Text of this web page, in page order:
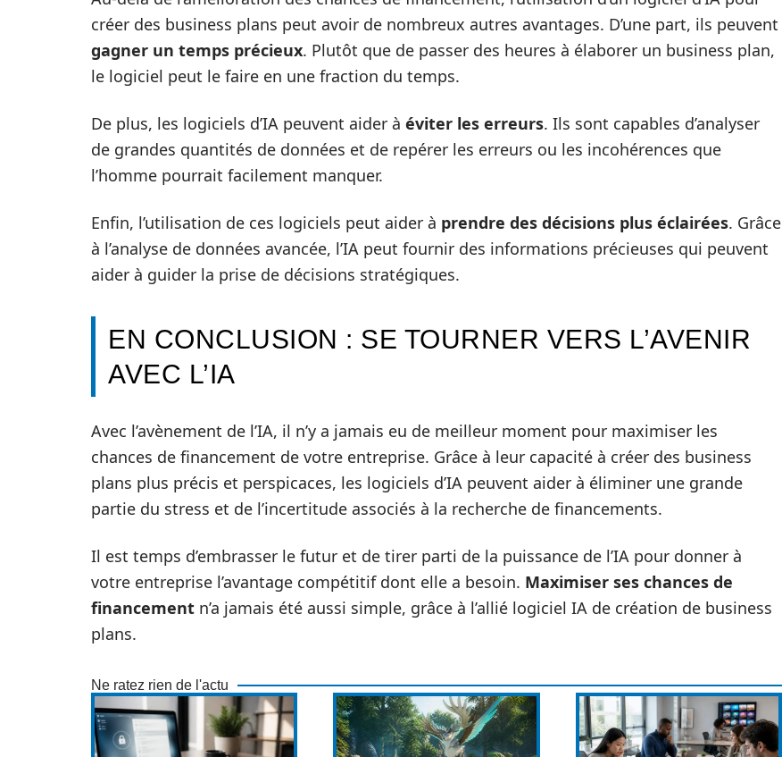
créer des business plans peut avoir de nombreux autres avantages. D’une part, ils peuvent
gagner un temps précieux. Plutôt que de passer des heures à élaborer un business plan,
le logiciel peut le faire en une fraction du temps.
De plus, les logiciels d’IA peuvent aider à éviter les erreurs. Ils sont capables d’analyser
de grandes quantités de données et de repérer les erreurs ou les incohérences que
l’homme pourrait facilement manquer.
Enfin, l’utilisation de ces logiciels peut aider à prendre des décisions plus éclairées. Grâce
à l’analyse de données avancée, l’IA peut fournir des informations précieuses qui peuvent
aider à guider la prise de décisions stratégiques.
EN CONCLUSION : SE TOURNER VERS L’AVENIR
AVEC L’IA
Avec l’avènement de l’IA, il n’y a jamais eu de meilleur moment pour maximiser les
chances de financement de votre entreprise. Grâce à leur capacité à créer des business
plans plus précis et perspicaces, les logiciels d’IA peuvent aider à éliminer une grande
partie du stress et de l’incertitude associés à la recherche de financements.
Il est temps d’embrasser le futur et de tirer parti de la puissance de l’IA pour donner à
votre entreprise l’avantage compétitif dont elle a besoin. Maximiser ses chances de
financement n’a jamais été aussi simple, grâce à l’allié logiciel IA de création de business
plans.
Ne ratez rien de l'actu